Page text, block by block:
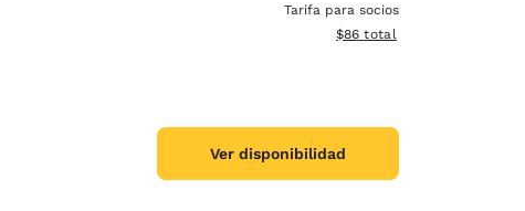
Tarifa para socios
Ver detalles del total
$86 total
Ver disponibilidad